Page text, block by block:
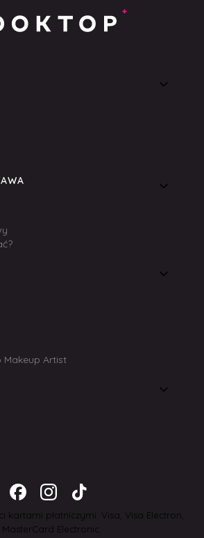
Makeup Artist
kartami płatniczymi: Visa, Visa Electron,
Electronic.